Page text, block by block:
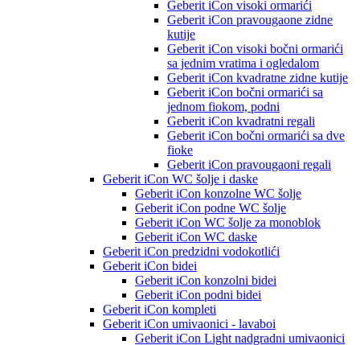
Geberit iCon visoki ormarići
Geberit iCon pravougaone zidne
kutije
Geberit iCon visoki bočni ormarići
sa jednim vratima i ogledalom
Geberit iCon kvadratne zidne kutije
Geberit iCon bočni ormarići sa
jednom fiokom, podni
Geberit iCon kvadratni regali
Geberit iCon bočni ormarići sa dve
fioke
Geberit iCon pravougaoni regali
Geberit iCon WC šolje i daske
Geberit iCon konzolne WC šolje
Geberit iCon podne WC šolje
Geberit iCon WC šolje za monoblok
Geberit iCon WC daske
Geberit iCon predzidni vodokotlići
Geberit iCon bidei
Geberit iCon konzolni bidei
Geberit iCon podni bidei
Geberit iCon kompleti
Geberit iCon umivaonici - lavaboi
Geberit iCon Light nadgradni umivaonici